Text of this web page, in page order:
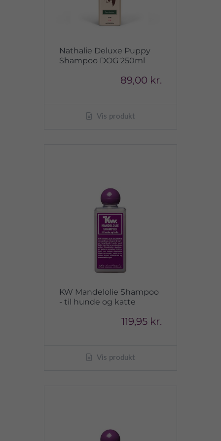
Nathalie Deluxe Puppy
Shampoo DOG 250ml
89,00 kr.
Vis produkt
KW Mandelolie Shampoo
- til hunde og katte
119,95 kr.
Vis produkt